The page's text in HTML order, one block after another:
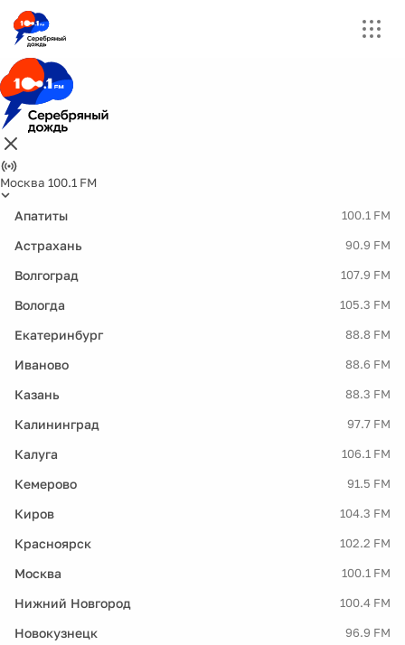
Москва 100.1 FM
Апатиты 100.1 FM
Астрахань 90.9 FM
Волгоград 107.9 FM
Вологда 105.3 FM
Екатеринбург 88.8 FM
Иваново 88.6 FM
Казань 88.3 FM
Калининград 97.7 FM
Калуга 106.1 FM
Кемерово 91.5 FM
Киров 104.3 FM
Красноярск 102.2 FM
Москва 100.1 FM
Нижний Новгород 100.4 FM
Новокузнецк 96.9 FM